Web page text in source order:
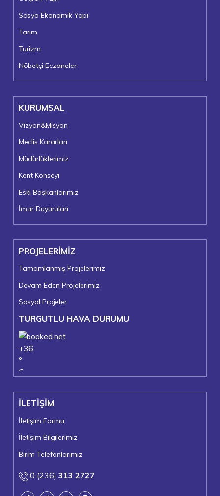
Sosyo Ekonomik Yapı
Tarım
Turizm
Nöbetçi Eczaneler
KURUMSAL
Vizyon&Misyon
Meclis Kararları
Müdürlüklerimiz
Kent Konseyi
Eski Başkanlarımız
İmar Duyuruları
PROJELERİMİZ
Tamamlanmış Projelerimiz
Devam Eden Projelerimiz
Sosyal Projeler
TURGUTLU HAVA DURUMU
+36
°
C
Turgutlu
Pazar, 09
İLETİŞİM
İletişim Formu
İletişim Bilgilerimiz
Birim Telefonlarımız
0 (236) 313 2727